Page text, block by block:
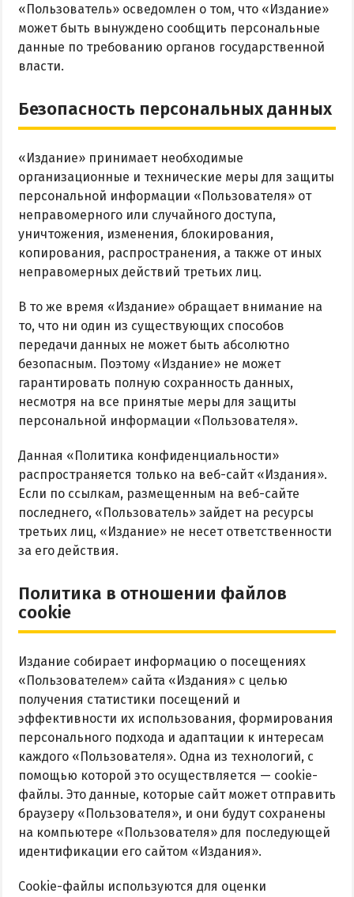
Квартиры посуточно
«Пользователь» осведомлен о том, что «Издание»
может быть вынуждено сообщить персональные
данные по требованию органов государственной
власти.
Безопасность персональных данных
«Издание» принимает необходимые
организационные и технические меры для защиты
персональной информации «Пользователя» от
неправомерного или случайного доступа,
уничтожения, изменения, блокирования,
копирования, распространения, а также от иных
неправомерных действий третьих лиц.
В то же время «Издание» обращает внимание на
то, что ни один из существующих способов
передачи данных не может быть абсолютно
безопасным. Поэтому «Издание» не может
гарантировать полную сохранность данных,
несмотря на все принятые меры для защиты
персональной информации «Пользователя».
Данная «Политика конфиденциальности»
распространяется только на веб-сайт «Издания».
Если по ссылкам, размещенным на веб-сайте
последнего, «Пользователь» зайдет на ресурсы
третьих лиц, «Издание» не несет ответственности
за его действия.
Политика в отношении файлов
cookie
Издание собирает информацию о посещениях
«Пользователем» сайта «Издания» с целью
получения статистики посещений и
эффективности их использования, формирования
персонального подхода и адаптации к интересам
каждого «Пользователя». Одна из технологий, с
помощью которой это осуществляется — cookie-
файлы. Это данные, которые сайт может отправить
браузеру «Пользователя», и они будут сохранены
на компьютере «Пользователя» для последующей
идентификации его сайтом «Издания».
Cookie-файлы используются для оценки